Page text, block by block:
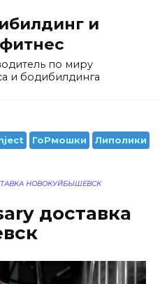
и
фитнес
по миру
и бодибилдинга
ГоРмошки Липолики
НОВОКУЙБЫШЕВСК
доставка